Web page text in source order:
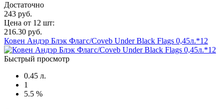
Достаточно
243 руб.
Цена от 12 шт:
216.30 руб.
Ковен Андэр Блэк Флагс/Coveb Under Black Flags 0,45л.*12
Быстрый просмотр
0.45 л.
1
5.5 %